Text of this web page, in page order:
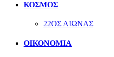
ΚΟΣΜΟΣ
22ΟΣ ΑΙΩΝΑΣ
ΟΙΚΟΝΟΜΙΑ